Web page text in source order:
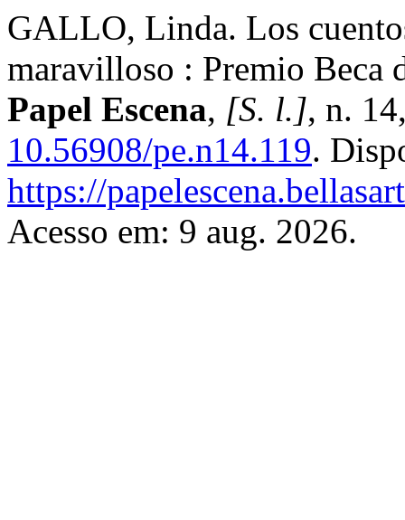
GALLO, Linda. Los
maravilloso : Premio Beca
Papel Escena, [S. l.], n.
10.56908/pe.n14.119.
https://
Acesso em: 9 aug. 2026.